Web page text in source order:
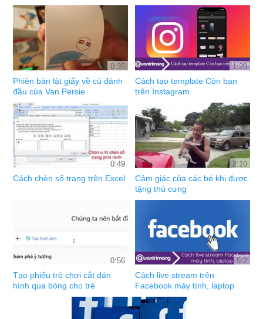
0:35
Phiên bản lật giấy về cú đánh
đầu của Van Persie
1:20
Cách tạo template Còn bạn
trên Instagram
0:49
Cách chèn số trang trên Excel
2:10
Cảm giác của các bé khi được
tặng thú cưng
0:56
Tạo phiếu trò chơi cắt dán
hình qua bóng cho trẻ
5:2
Cách live stream trên
Facebook máy tính, laptop